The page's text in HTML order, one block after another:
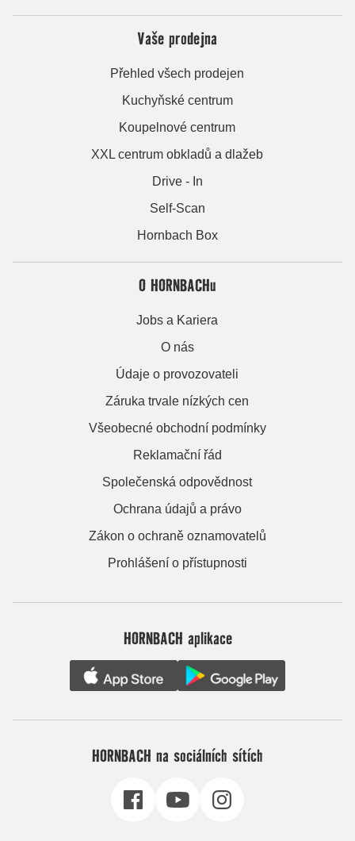
Vaše prodejna
Přehled všech prodejen
Kuchyňské centrum
Koupelnové centrum
XXL centrum obkladů a dlažeb
Drive - In
Self-Scan
Hornbach Box
O HORNBACHu
Jobs a Kariera
O nás
Údaje o provozovateli
Záruka trvale nízkých cen
Všeobecné obchodní podmínky
Reklamační řád
Společenská odpovědnost
Ochrana údajů a právo
Zákon o ochraně oznamovatelů
Prohlášení o přístupnosti
HORNBACH aplikace
HORNBACH na sociálních sítích